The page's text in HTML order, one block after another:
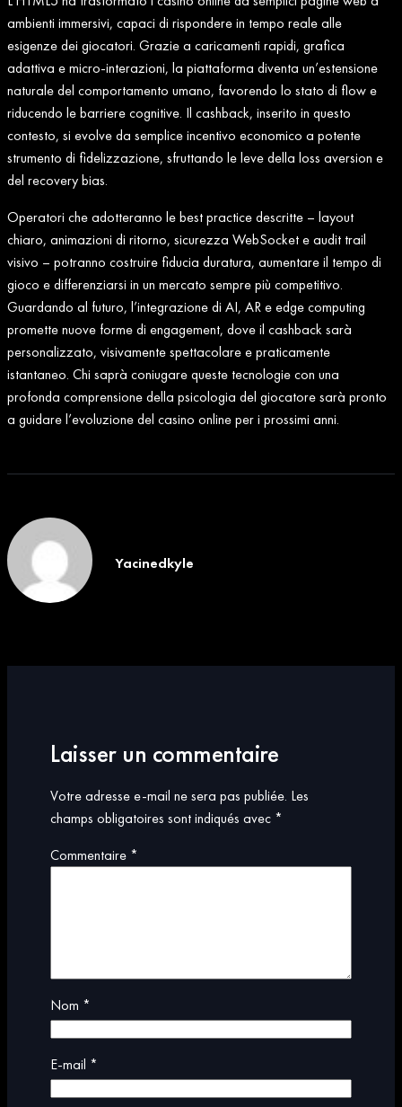
ambienti immersivi, capaci di rispondere in tempo reale alle
esigenze dei giocatori. Grazie a caricamenti rapidi, grafica
adattiva e micro‑interazioni, la piattaforma diventa un’estensione
naturale del comportamento umano, favorendo lo stato di flow e
riducendo le barriere cognitive. Il cashback, inserito in questo
contesto, si evolve da semplice incentivo economico a potente
strumento di fidelizzazione, sfruttando le leve della loss aversion e
del recovery bias.
Operatori che adotteranno le best practice descritte – layout
chiaro, animazioni di ritorno, sicurezza WebSocket e audit trail
visivo – potranno costruire fiducia duratura, aumentare il tempo di
gioco e differenziarsi in un mercato sempre più competitivo.
Guardando al futuro, l’integrazione di AI, AR e edge computing
promette nuove forme di engagement, dove il cashback sarà
personalizzato, visivamente spettacolare e praticamente
istantaneo. Chi saprà coniugare queste tecnologie con una
profonda comprensione della psicologia del giocatore sarà pronto
a guidare l’evoluzione del casino online per i prossimi anni.
Yacinedkyle
Laisser un commentaire
Votre adresse e-mail ne sera pas publiée. Les
champs obligatoires sont indiqués avec *
Commentaire *
Nom *
E-mail *